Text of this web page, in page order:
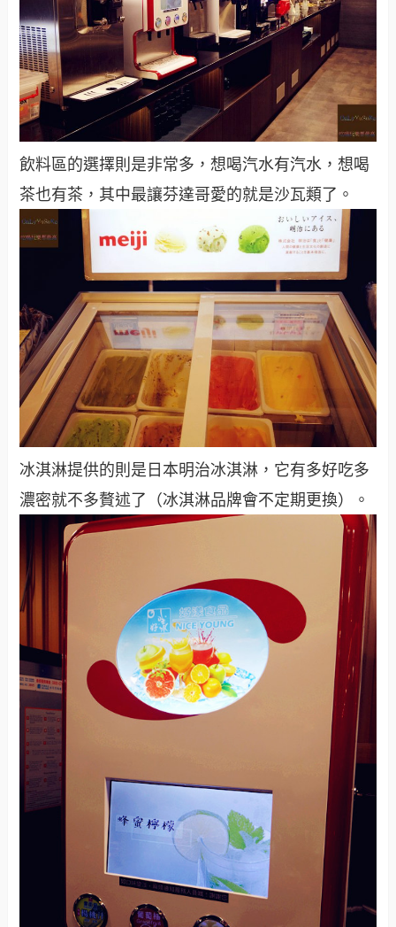
飲料區的選擇則是非常多，想喝汽水有汽水，想喝
茶也有茶，其中最讓芬達哥愛的就是沙瓦類了。
冰淇淋提供的則是日本明治冰淇淋，它有多好吃多
濃密就不多贅述了（冰淇淋品牌會不定期更換）。